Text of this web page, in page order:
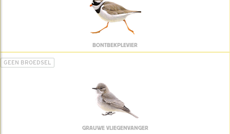
BONTBEKPLEVIER
GEEN BROEDSEL
GRAUWE VLIEGENVANGER